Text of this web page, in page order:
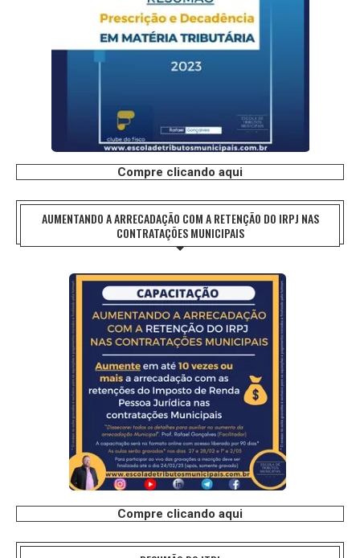
Compre clicando aqui
AUMENTANDO A ARRECADAÇÃO COM A RETENÇÃO DO IRPJ NAS
CONTRATAÇÕES MUNICIPAIS
Compre clicando aqui